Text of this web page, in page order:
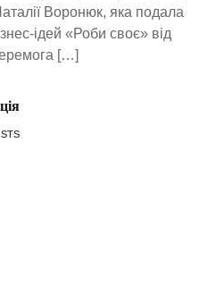
Воронюк, яка подала
ідей «Роби своє» від
[…]